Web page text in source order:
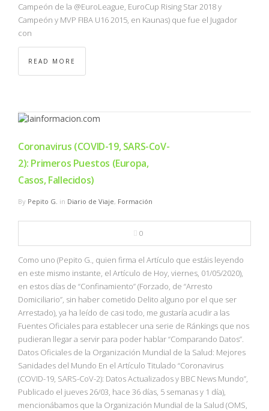
Campeón de la @EuroLeague, EuroCup Rising Star 2018 y
Campeón y MVP FIBA U16 2015, en Kaunas) que fue el Jugador
con
READ MORE
Coronavirus (COVID-19, SARS-CoV-
2): Primeros Puestos (Europa,
Casos, Fallecidos)
By Pepito G. in Diario de Viaje, Formación
0
Como uno (Pepito G., quien firma el Artículo que estáis leyendo
en este mismo instante, el Artículo de Hoy, viernes, 01/05/2020),
en estos días de “Confinamiento” (Forzado, de “Arresto
Domiciliario”, sin haber cometido Delito alguno por el que ser
Arrestado), ya ha leído de casi todo, me gustaría acudir a las
Fuentes Oficiales para establecer una serie de Ránkings que nos
pudieran llegar a servir para poder hablar “Comparando Datos”.
Datos Oficiales de la Organización Mundial de la Salud: Mejores
Sanidades del Mundo En el Artículo Titulado “Coronavirus
(COVID-19, SARS-CoV-2): Datos Actualizados y BBC News Mundo”,
Publicado el jueves 26/03, hace 36 días, 5 semanas y 1 día),
mencionábamos que la Organización Mundial de la Salud (OMS,